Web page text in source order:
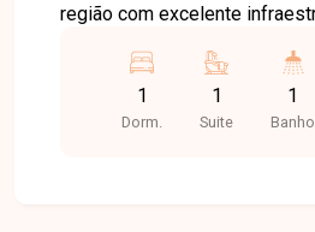
região com excelente
supermercados, farmácias,
e diversos comércios e
praticidade e qualidade de vida. O imóvel
1
Dorm.
1
Suite
1
Banho